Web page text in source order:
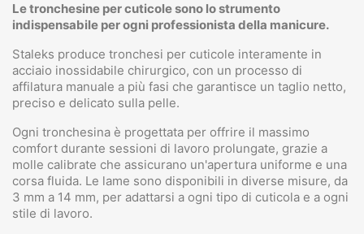
Le tronchesine per cuticole sono lo strumento
indispensabile per ogni professionista della manicure.
Staleks produce tronchesi per cuticole interamente in
acciaio inossidabile chirurgico, con un processo di
affilatura manuale a più fasi che garantisce un taglio netto,
preciso e delicato sulla pelle.
Ogni tronchesina è progettata per offrire il massimo
comfort durante sessioni di lavoro prolungate, grazie a
molle calibrate che assicurano un'apertura uniforme e una
corsa fluida. Le lame sono disponibili in diverse misure, da
3 mm a 14 mm, per adattarsi a ogni tipo di cuticola e a ogni
stile di lavoro.